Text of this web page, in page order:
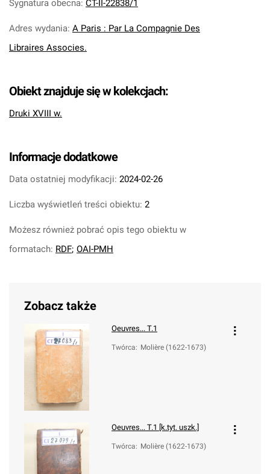
Sygnatura obecna: CT-II-22838/1
Adres wydania: A Paris : Par La Compagnie Des
Libraires Associes.
Obiekt znajduje się w kolekcjach:
Druki XVIII w.
Informacje dodatkowe
Data ostatniej modyfikacji: 2024-02-26
Liczba wyświetleń treści obiektu: 2
Możesz również pobrać opis tego obiektu w
formatach: RDF; OAI-PMH
Zobacz także
Oeuvres... T.1
Twórca: Molière (1622-1673)
Oeuvres... T.1 [k.tyt. uszk.]
Twórca: Molière (1622-1673)